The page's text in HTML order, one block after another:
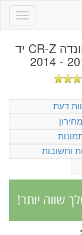
הונדה CR-Z יד
דעת
מחירון
ותשובות